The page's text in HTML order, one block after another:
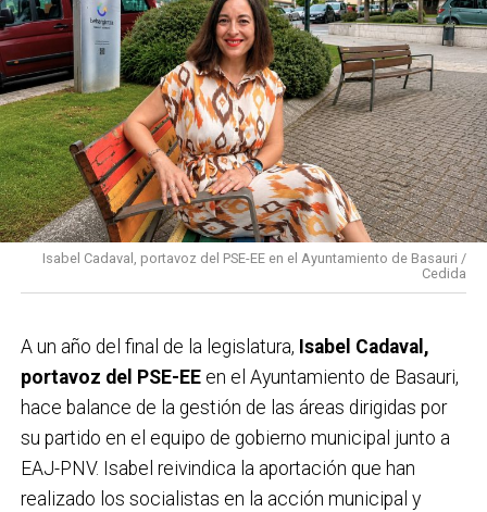
Isabel Cadaval, portavoz del PSE-EE en el Ayuntamiento de Basauri /
Cedida
A un año del final de la legislatura, Isabel Cadaval,
portavoz del PSE-EEen el Ayuntamiento de Basauri,
hace balance de la gestión de las áreas dirigidas por
su partido en el equipo de gobierno municipal junto a
EAJ-PNV. Isabel reivindica la aportación que han
realizado los socialistas en la acción municipal y